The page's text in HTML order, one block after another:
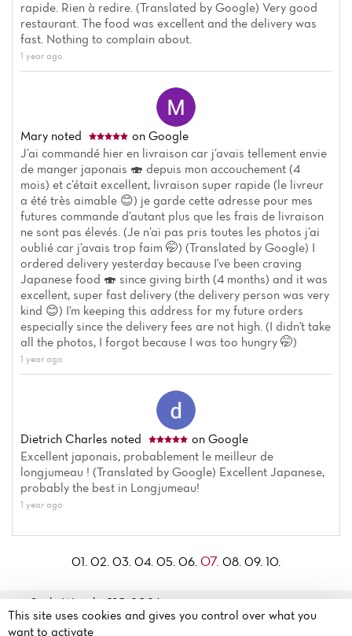
rapide. Rien à redire. (Translated by Google) Very good
restaurant. The food was excellent and the delivery was
fast. Nothing to complain about.
1 year ago
Mary noted
on Google
J’ai commandé hier en livraison car j’avais tellement envie
de manger japonais 🍣 depuis mon accouchement (4
mois) et c’était excellent, livraison super rapide (le livreur
a été très aimable 😊) je garde cette adresse pour mes
futures commande d’autant plus que les frais de livraison
ne sont pas élevés. (Je n’ai pas pris toutes les photos j’ai
oublié car j’avais trop faim 🤭) (Translated by Google) I
ordered delivery yesterday because I've been craving
Japanese food 🍣 since giving birth (4 months) and it was
excellent, super fast delivery (the delivery person was very
kind 😊) I'm keeping this address for my future orders
especially since the delivery fees are not high. (I didn't take
all the photos, I forgot because I was too hungry 🤭)
1 year ago
Dietrich Charles noted
on Google
Excellent japonais, probablement le meilleur de
longjumeau ! (Translated by Google) Excellent Japanese,
probably the best in Longjumeau!
1 year ago
01. 02. 03. 04. 05. 06. 07. 08. 09. 10.
Sushi Wasabi 91© 2026
Legal mentions·Privacy
10 bis Rue du Président
This site uses cookies and gives you control over what you
want to activate